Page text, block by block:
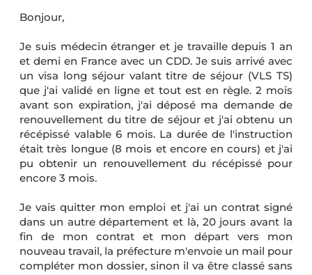
Bonjour,
Je suis médecin étranger et je travaille depuis 1 an
et demi en France avec un CDD. Je suis arrivé avec
un visa long séjour valant titre de séjour (VLS TS)
que j'ai validé en ligne et tout est en règle. 2 mois
avant son expiration, j'ai déposé ma demande de
renouvellement du titre de séjour et j'ai obtenu un
récépissé valable 6 mois. La durée de l'instruction
était très longue (8 mois et encore en cours) et j'ai
pu obtenir un renouvellement du récépissé pour
encore 3 mois.
Je vais quitter mon emploi et j'ai un contrat signé
dans un autre département et là, 20 jours avant la
fin de mon contrat et mon départ vers mon
nouveau travail, la préfecture m'envoie un mail pour
compléter mon dossier, sinon il va être classé sans